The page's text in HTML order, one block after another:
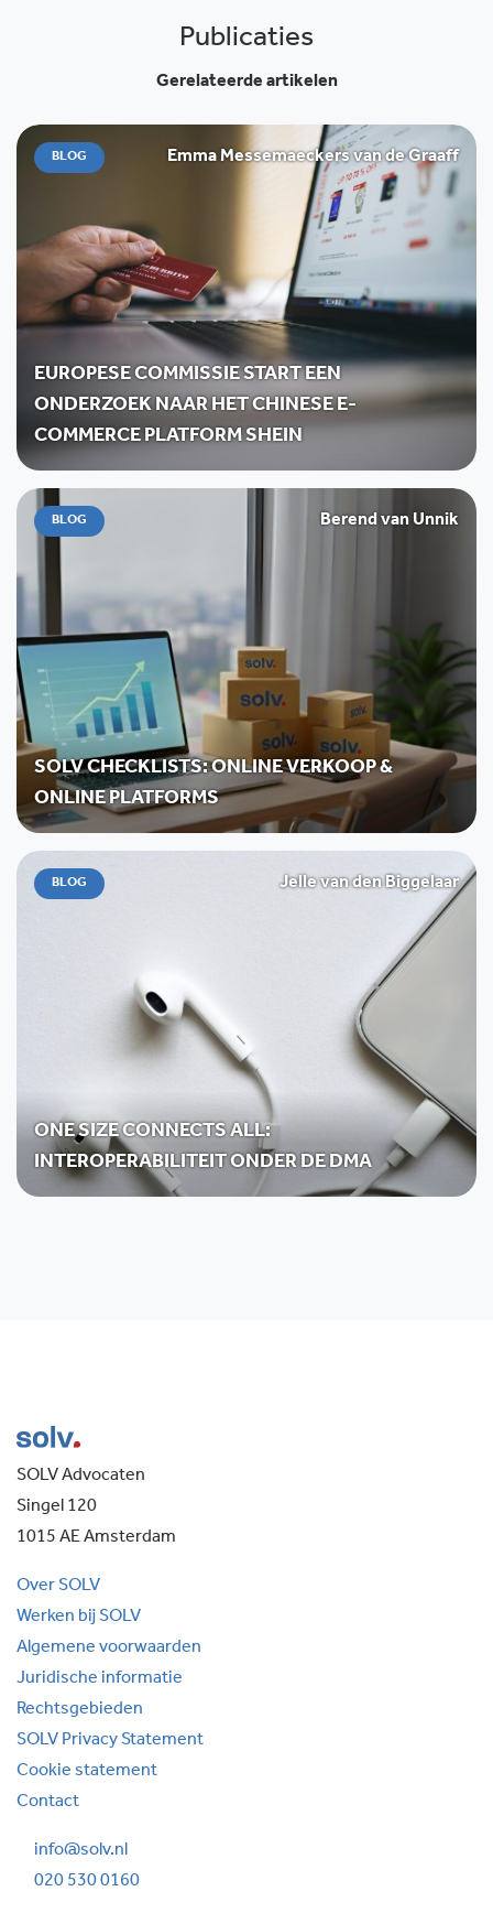
Publicaties
Gerelateerde artikelen
BLOG Emma Messemaeckers van de Graaff
EUROPESE COMMISSIE START EEN
ONDERZOEK NAAR HET CHINESE E-
COMMERCE PLATFORM SHEIN
BLOG Berend van Unnik
SOLV CHECKLISTS: ONLINE VERKOOP &
ONLINE PLATFORMS
BLOG Jelle van den Biggelaar
ONE SIZE CONNECTS ALL:
INTEROPERABILITEIT ONDER DE DMA
SOLV Advocaten
Singel 120
1015 AE Amsterdam
Over SOLV
Werken bij SOLV
Algemene voorwaarden
Juridische informatie
Rechtsgebieden
SOLV Privacy Statement
Cookie statement
Contact
info@solv.nl
020 530 0160